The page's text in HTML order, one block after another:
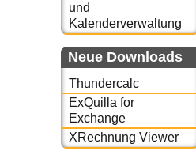
und
Kalenderverwaltung
Neue Downloads
Thundercalc
ExQuilla for
Exchange
XRechnung Viewer